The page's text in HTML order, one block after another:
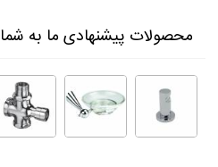
محصولات پیشنهادی ما به شما